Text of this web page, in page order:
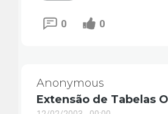
0 0
Anonymous
Extensão de Tabelas